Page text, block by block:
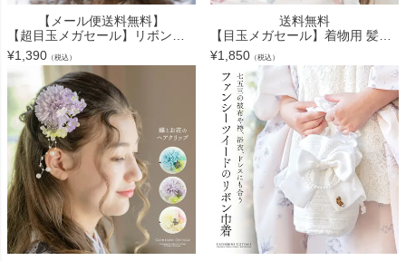
【メール便送料無料】
【超目玉メガセール】リボン＆フラワー Uピン ヘアアレンジセット キャサリンコテージ YUP6 《メール便優先商品》
¥1,390 （税込）
送料無料
【目玉メガセール】着物用 髪飾 和装 七五三 卒園 卒業式 ヘアアクセサリー TAK
¥1,850 （税込）